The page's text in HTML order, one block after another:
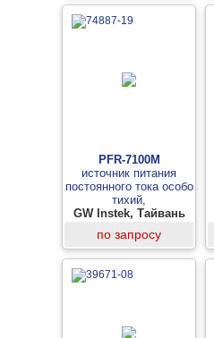
PFR-7100M
источник питания
постоянного тока особо
тихий,
программируемый
GW Instek, Тайвань
по запросу